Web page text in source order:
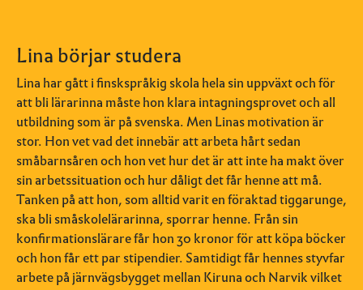
Lina börjar studera
Lina har gått i finskspråkig skola hela sin uppväxt och för
att bli lärarinna måste hon klara intagningsprovet och all
utbildning som är på svenska. Men Linas motivation är
stor. Hon vet vad det innebär att arbeta hårt sedan
småbarnsåren och hon vet hur det är att inte ha makt över
sin arbetssituation och hur dåligt det får henne att må.
Tanken på att hon, som alltid varit en föraktad tiggarunge,
ska bli småskolelärarinna, sporrar henne. Från sin
konfirmationslärare får hon 30 kronor för att köpa böcker
och hon får ett par stipendier. Samtidigt får hennes styvfar
arbete på järnvägsbygget mellan Kiruna och Narvik vilket